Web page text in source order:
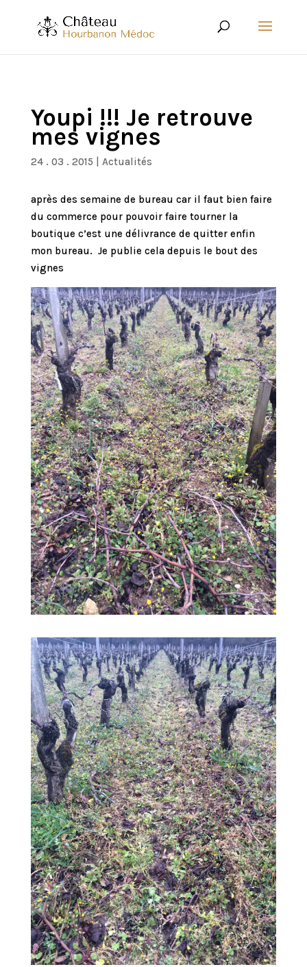
Youpi !!! Je retrouve
mes vignes
24 . 03 . 2015 Actualités
après des semaine de bureau car il faut bien faire
du commerce pour pouvoir faire tourner la
boutique c’est une délivrance de quitter enfin
mon bureau. Je publie cela depuis le bout des
vignes